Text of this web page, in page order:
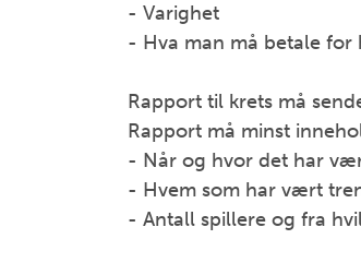
- Varighet
- Hva man må betale for
Rapport til krets må
Rapport må minst
- Når og hvor det har
- Hvem som har vært
- Antall spillere og fra